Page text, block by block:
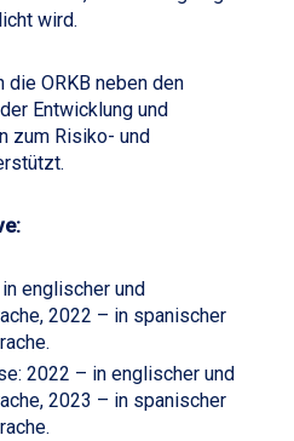
wird.
ORKB neben den
Entwicklung und
zum Risiko- und
englischer und
2022 – in spanischer
2022 – in englischer und
2023 – in spanischer